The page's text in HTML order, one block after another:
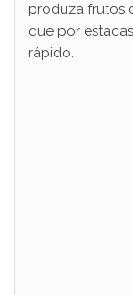
produza frutos
que por
rápido.